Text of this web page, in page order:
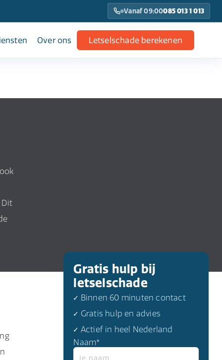
Vanaf 09:00085 013 1 013
Over ons Letselschade berekenen
Dit
Gratis hulp bij
letselschade
✓ Binnen 60 minuten contact
✓ Gratis hulp en advies
✓ Actief in heel Nederland
Naam*